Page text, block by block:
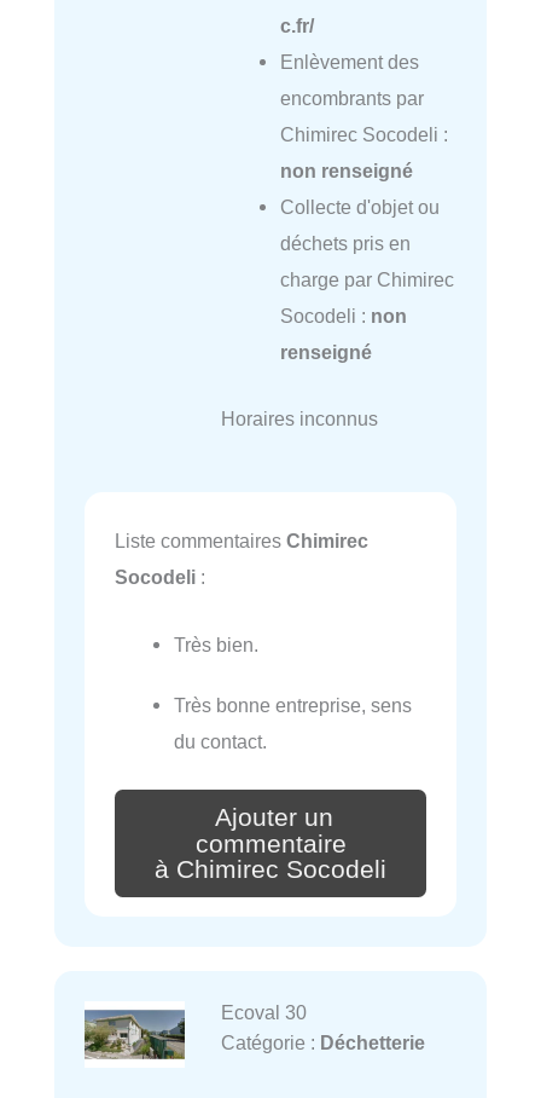
c.fr/
Enlèvement des
encombrants par
Chimirec Socodeli :
non renseigné
Collecte d'objet ou
déchets pris en
charge par Chimirec
Socodeli : non
renseigné
Horaires inconnus
Liste commentaires Chimirec
Socodeli :
Très bien.
Très bonne entreprise, sens
du contact.
Ajouter un
commentaire
à Chimirec Socodeli
Ecoval 30
Catégorie : Déchetterie